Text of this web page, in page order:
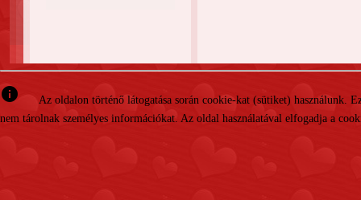
info
Az oldalon történő látogatása során cookie-kat (sütiket)
nem tárolnak személyes információkat. Az oldal használatával elfogadja a